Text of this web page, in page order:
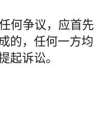
何争议，应首先
的，任何一方均
起诉讼。